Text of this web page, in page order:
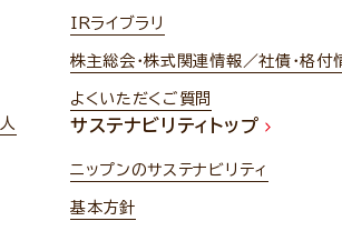
IRライブラリ
株主総会・株式関連情報／社債・格付
よくいただくご質問
サステナビリティトップ
ニップンのサステナビリティ
基本方針